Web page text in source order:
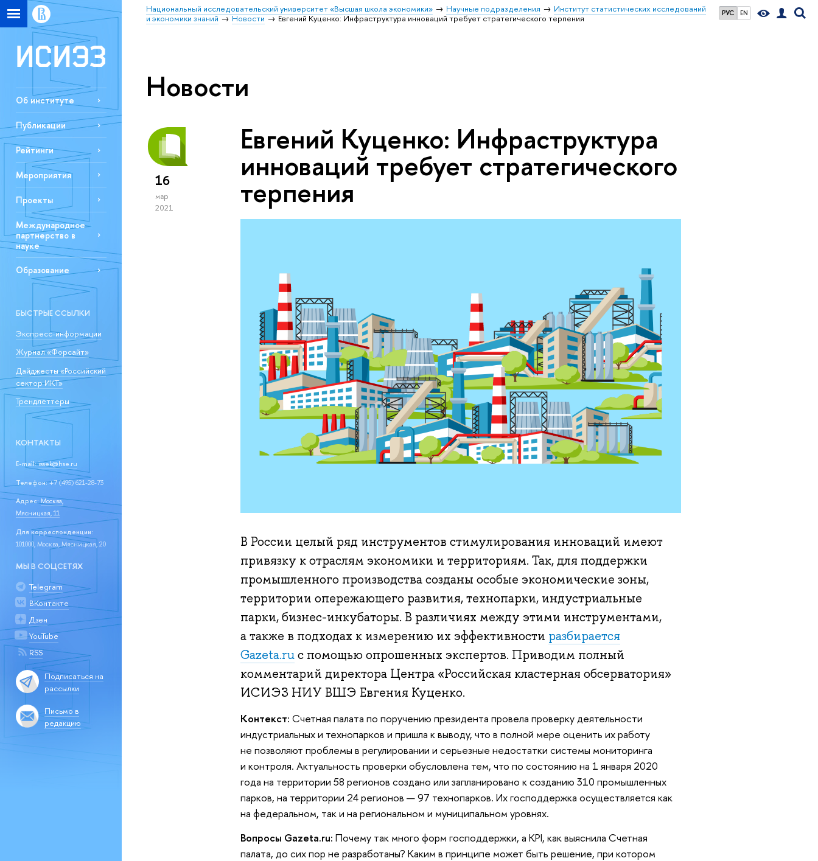
РУС EN
Национальный исследовательский университет «Высшая школа экономики» Научные подразделения
Институт статистических исследований
и экономики знаний
Новости Евгений Куценко: Инфраструктура инноваций требует стратегического терпения
Об институте
Публикации
Рейтинги
Мероприятия
Проекты
Международное
партнерство в
науке
Образование
БЫСТРЫЕ ССЫЛКИ
Экспресс-информации
Журнал «Форсайт»
Дайджесты «Российский
сектор ИКТ»
Трендлеттеры
КОНТАКТЫ
E-mail:issek@hse.ru
Телефон:+7 (495) 621-28-73
Адрес: Москва,
Мясницкая, 11
Для корреспонденции:
101000, Москва, Мясницкая, 20
МЫ В СОЦСЕТЯХ
Telegram
ВКонтакте
Дзен
YouTube
RSS
Подписаться на
рассылки
Письмо в
редакцию
Новости
16
мар
2021
Евгений Куценко: Инфраструктура
инноваций требует стратегического
терпения
В России целый ряд инструментов стимулирования инноваций имеют
привязку к отраслям экономики и территориям. Так, для поддержки
промышленного производства созданы особые экономические зоны,
территории опережающего развития, технопарки, индустриальные
парки, бизнес-инкубаторы. В различиях между этими инструментами,
а также в подходах к измерению их эффективности разбирается
Gazeta.ruс помощью опрошенных экспертов. Приводим полный
комментарий директора Центра «Российская кластерная обсерватория»
ИСИЭЗ НИУ ВШЭ Евгения Куценко.
Контекст: Счетная палата по поручению президента провела проверку деятельности
индустриальных и технопарков и пришла к выводу, что в полной мере оценить их работу
не позволяют проблемы в регулировании и серьезные недостатки системы мониторинга
и контроля. Актуальность проверки обусловлена тем, что по состоянию на 1 января 2020
года на территории 58 регионов создано или запланировано к созданию 310 промышленных
парков, на территории 24 регионов — 97 технопарков. Их господдержка осуществляется как
на федеральном, так и на региональном и муниципальном уровнях.
Вопросы Gazeta.ru: Почему так много форм господдержки, а KPI, как выяснила Счетная
палата, до сих пор не разработаны? Каким в принципе может быть решение, при котором